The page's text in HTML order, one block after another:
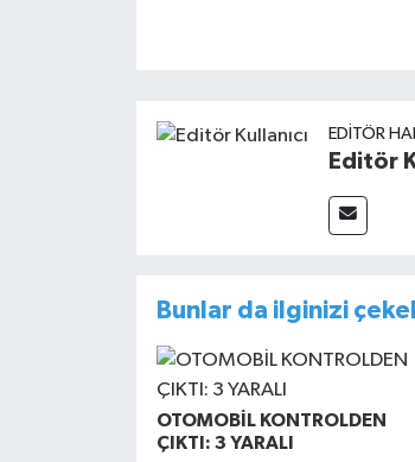
EDITÖR
Editör
Bunlar da ilginizi
OTOMOBİL KONTROLDEN
ÇIKTI: 3 YARALI